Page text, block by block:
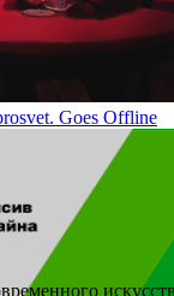
Goes Offline